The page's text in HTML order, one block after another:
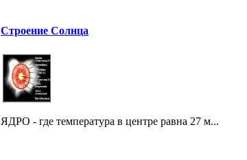
Строение Солнца
ЯДРО - где температура в центре равна 27 м...